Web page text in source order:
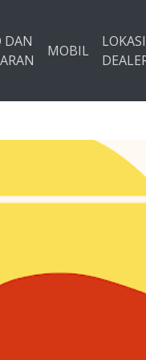
DAN
MOBIL
LOKASI